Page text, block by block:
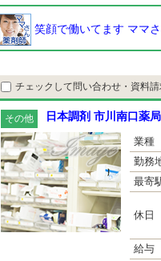
笑顔で働いてます ママ
チェックして問い合わせ・資料請
その他 日本調剤 市川南口薬局
業種
勤務
最寄
休日
給与